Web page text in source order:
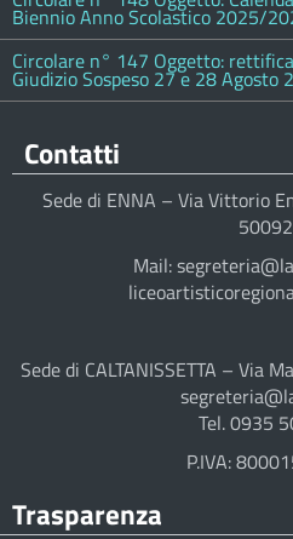
Biennio Anno Scolastico 2025/
Circolare n° 147 Oggetto:
Giudizio Sospeso 27 e 28 Agosto
Contatti
Sede di ENNA – Via Vittorio
Mail:
Sede di CALTANISSETTA – Via
Tel. 0935
P.IVA:
Trasparenza